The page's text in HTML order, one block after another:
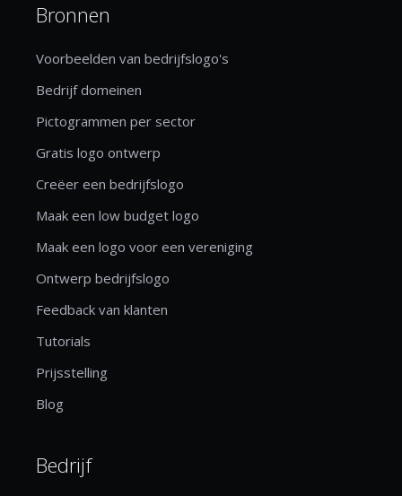
Bronnen
Voorbeelden van bedrijfslogo's
Bedrijf domeinen
Pictogrammen per sector
Gratis logo ontwerp
Creëer een bedrijfslogo
Maak een low budget logo
Maak een logo voor een vereniging
Ontwerp bedrijfslogo
Feedback van klanten
Tutorials
Prijsstelling
Blog
Bedrijf